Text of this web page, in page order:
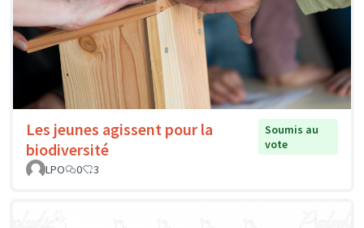
Les jeunes agissent pour la
biodiversité
Soumis au
vote
LPO
0 3